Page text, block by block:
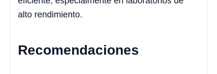
alto rendimiento.
Recomendaciones